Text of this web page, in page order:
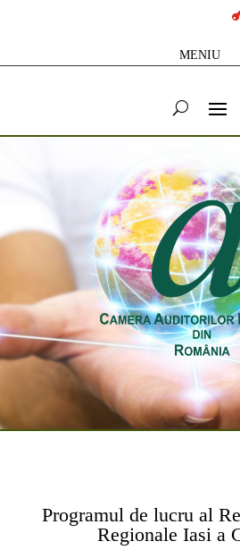
MENIU
Programul de lucru al
Regionale Iasi a